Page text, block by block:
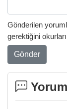
Gönderilen
gerektiğini
Gönder